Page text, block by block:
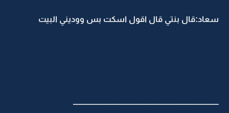
سعاد:قال بنتي قال اقول اسكت بس ووديني البيت
ـــــــــــــــــــــــــــــــــــــــــــــــــــــــــــــــــــــــــــــــــــــــــــــــ